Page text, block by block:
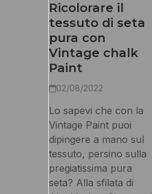
Ricolorare il
tessuto di seta
pura con
Vintage chalk
Paint
02/08/2022
Lo sapevi che con la
Vintage Paint puoi
dipingere a mano sul
tessuto, persino sulla
pregiatissima pura
seta? Alla sfilata di